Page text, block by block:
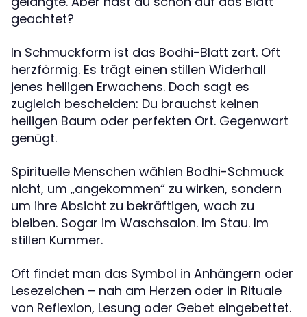
geachtet?
In Schmuckform ist das Bodhi-Blatt zart. Oft
herzförmig. Es trägt einen stillen Widerhall
jenes heiligen Erwachens. Doch sagt es
zugleich bescheiden: Du brauchst keinen
heiligen Baum oder perfekten Ort. Gegenwart
genügt.
Spirituelle Menschen wählen Bodhi-Schmuck
nicht, um „angekommen“ zu wirken, sondern
um ihre Absicht zu bekräftigen, wach zu
bleiben. Sogar im Waschsalon. Im Stau. Im
stillen Kummer.
Oft findet man das Symbol in Anhängern oder
Lesezeichen – nah am Herzen oder in Rituale
von Reflexion, Lesung oder Gebet eingebettet.